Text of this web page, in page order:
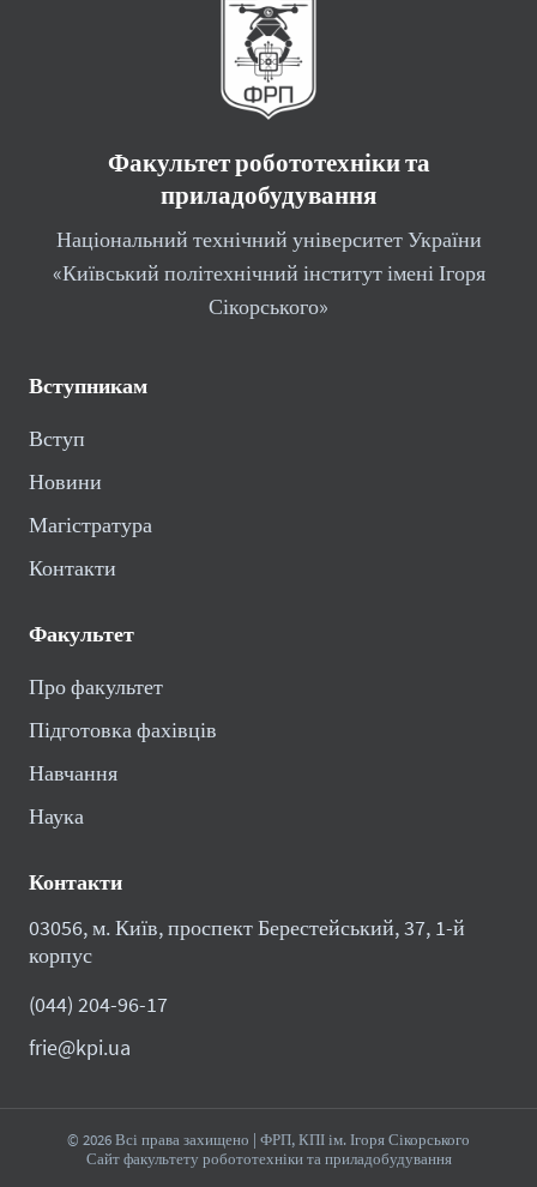
Факультет робототехніки та
приладобудування
Національний технічний університет України
«Київський політехнічний інститут імені Ігоря
Сікорського»
Вступникам
Вступ
Новини
Магістратура
Контакти
Факультет
Про факультет
Підготовка фахівців
Навчання
Наука
Контакти
03056, м. Київ, проспект Берестейський, 37, 1-й
корпус
(044) 204-96-17
frie@kpi.ua
© 2026 Всі права захищено | ФРП, КПІ ім. Ігоря Сікорського
Сайт факультету робототехніки та приладобудування